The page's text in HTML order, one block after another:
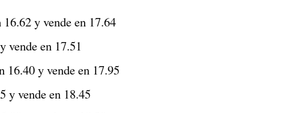
y vende en 17.64
vende en 17.51
16.40 y vende en 17.95
y vende en 18.45